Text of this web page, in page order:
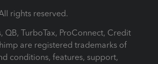
rights reserved.
QB, TurboTax, ProConnect, Credit
are registered trademarks of
conditions, features, support,